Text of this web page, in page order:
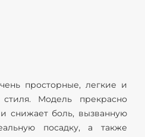
просторные, легкие и
Модель прекрасно
снижает боль, вызванную
посадку, а также